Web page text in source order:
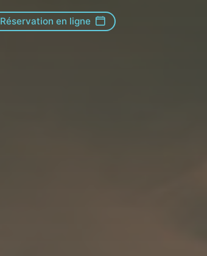
Réservation en ligne